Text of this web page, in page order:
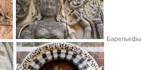
Барельефы.